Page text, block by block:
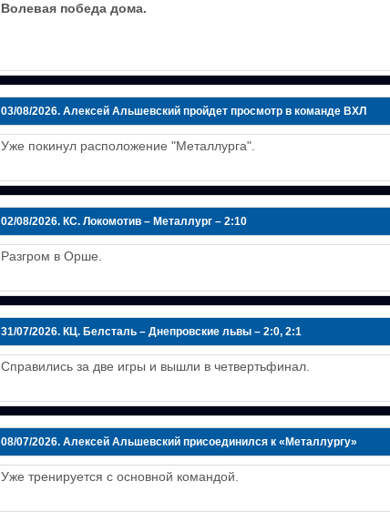
Волевая победа дома.
03/08/2026. Алексей Альшевский пройдет просмотр в команде ВХЛ
Уже покинул расположение "Металлурга".
02/08/2026. КС. Локомотив – Металлург – 2:10
Разгром в Орше.
31/07/2026. КЦ. Белсталь – Днепровские львы – 2:0, 2:1
Справились за две игры и вышли в четвертьфинал.
08/07/2026. Алексей Альшевский присоединился к «Металлургу»
Уже тренируется с основной командой.